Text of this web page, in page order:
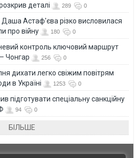
деталі
289 0
Астаф'єва різко висловилася
про війну
180 0
контроль ключовий маршрут
Чонгар
256 0
дихати легко свіжим повітрям
в Україні
1253 0
підготувати спеціальну санкційну
94 0
БІЛЬШЕ